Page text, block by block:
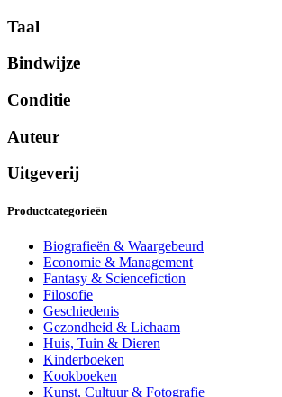
Taal
Bindwijze
Conditie
Auteur
Uitgeverij
Productcategorieën
Biografieën & Waargebeurd
Economie & Management
Fantasy & Sciencefiction
Filosofie
Geschiedenis
Gezondheid & Lichaam
Huis, Tuin & Dieren
Kinderboeken
Kookboeken
Kunst, Cultuur & Fotografie